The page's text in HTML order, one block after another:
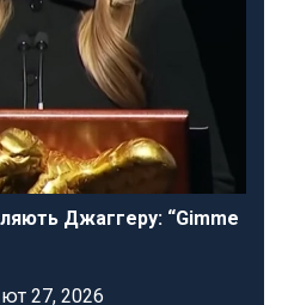
Джаггеру: “Gimme
27, 2026